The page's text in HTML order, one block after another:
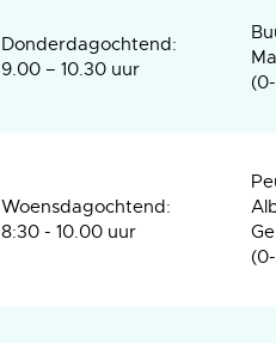
Donderdagochtend:
9.00 – 10.30 uur
Woensdagochtend:
8:30 - 10.00 uur